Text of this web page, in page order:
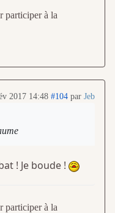
participer à la
2017 14:48 #104 par Jeb
! Je boude !
participer à la